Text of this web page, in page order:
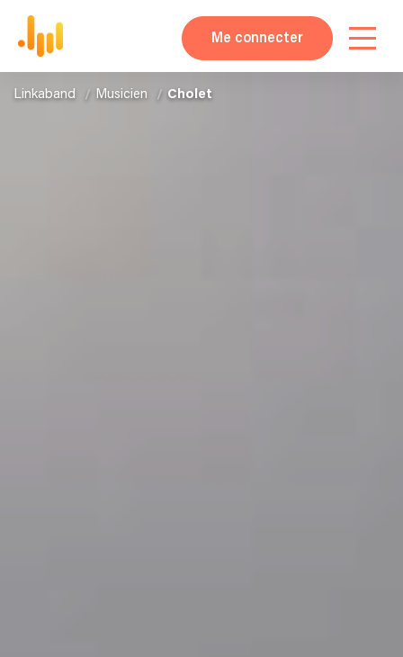
Me connecter
Linkaband Musicien Cholet